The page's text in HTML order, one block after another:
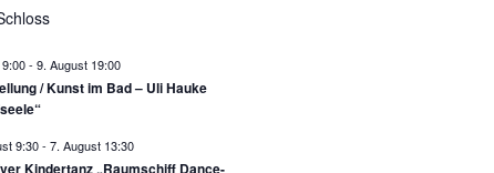
- 9. August 19:00
/ Kunst im Bad – Uli Hauke
9:30- 7. August 13:30
Kindertanz „Raumschiff Dance-